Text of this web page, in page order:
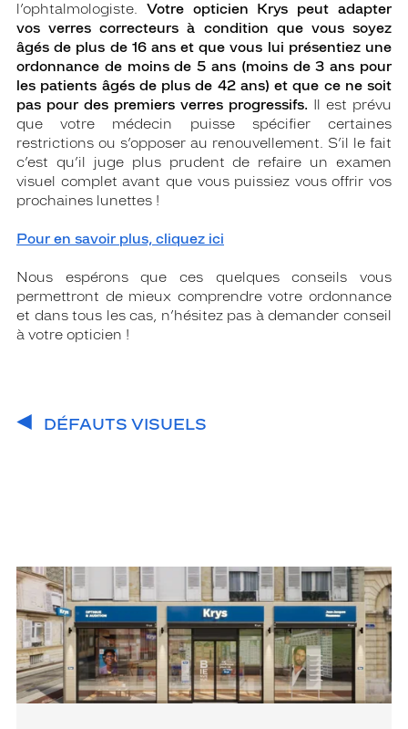
l’ophtalmologiste. Votre opticien Krys peut adapter
vos verres correcteurs à condition que vous soyez
âgés de plus de 16 ans et que vous lui présentiez une
ordonnance de moins de 5 ans (moins de 3 ans pour
les patients âgés de plus de 42 ans) et que ce ne soit
pas pour des premiers verres progressifs. Il est prévu
que votre médecin puisse spécifier certaines
restrictions ou s’opposer au renouvellement. S’il le fait
c’est qu’il juge plus prudent de refaire un examen
visuel complet avant que vous puissiez vous offrir vos
prochaines lunettes !
Pour en savoir plus, cliquez ici
Nous espérons que ces quelques conseils vous
permettront de mieux comprendre votre ordonnance
et dans tous les cas, n’hésitez pas à demander conseil
à votre opticien !
DÉFAUTS VISUELS